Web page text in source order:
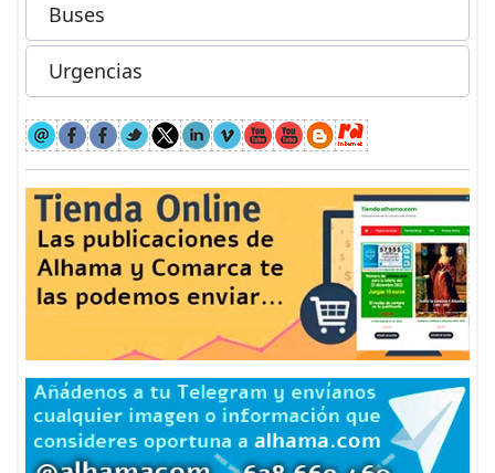
Buses
Urgencias